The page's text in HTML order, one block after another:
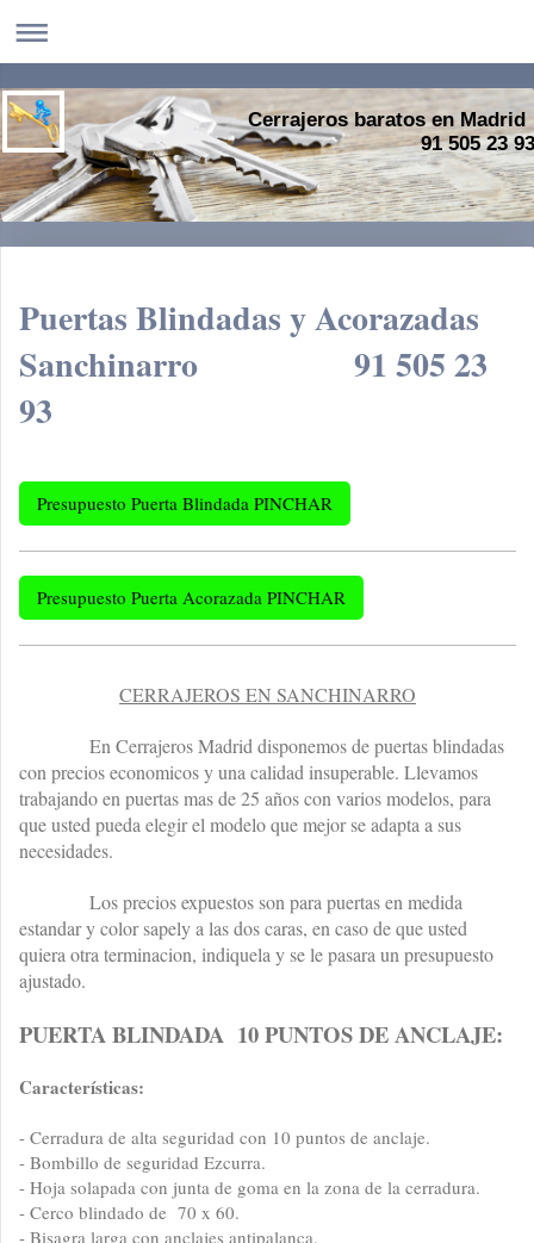
Cerrajeros baratos en Madrid
91 505 23
Puertas Blindadas y Acorazadas
Sanchinarro 91 505 23
93
Presupuesto Puerta Blindada PINCHAR
Presupuesto Puerta Acorazada PINCHAR
CERRAJEROS EN SANCHINARRO
En Cerrajeros Madrid disponemos de puertas blindadas
con precios economicos y una calidad insuperable. Llevamos
trabajando en puertas mas de 25 años con varios modelos, para
que usted pueda elegir el modelo que mejor se adapta a sus
necesidades.
Los precios expuestos son para puertas en medida
estandar y color sapely a las dos caras, en caso de que usted
quiera otra terminacion, indiquela y se le pasara un presupuesto
ajustado.
PUERTA BLINDADA 10 PUNTOS DE ANCLAJE:
Características:
- Cerradura de alta seguridad con 10 puntos de anclaje.
- Bombillo de seguridad Ezcurra.
- Hoja solapada con junta de goma en la zona de la cerradura.
- Cerco blindado de 70 x 60.
- Bisagra larga con anclajes antipalanca.